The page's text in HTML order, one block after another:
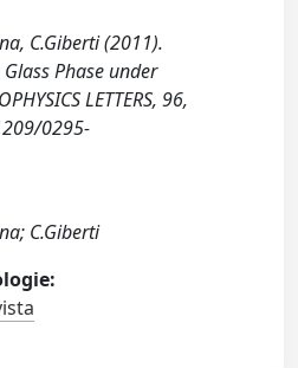
C.Giberti (2011).
Phase under
LETTERS, 96,
0295-
C.Giberti